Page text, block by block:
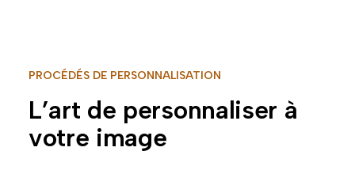
PROCÉDÉS DE PERSONNALISATION
L’art de personnaliser à
votre image